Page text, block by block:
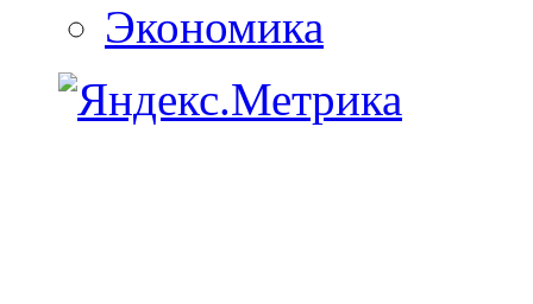
Экономика